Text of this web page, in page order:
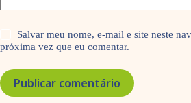
Salvar meu nome, e-mail e site neste
próxima vez que eu comentar.
Publicar comentário